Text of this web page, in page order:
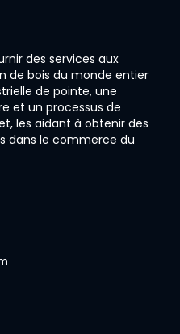
des services aux
de bois du monde entier
de pointe, une
et un processus de
les aidant à obtenir des
dans le commerce du
Email
Wechat